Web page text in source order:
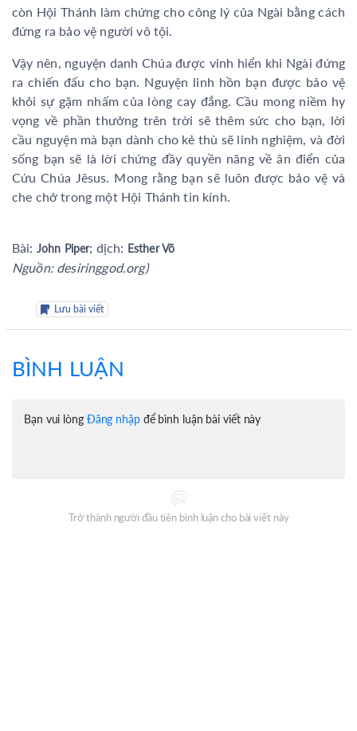
còn Hội Thánh làm chứng cho công lý của Ngài bằng cách
đứng ra bảo vệ người vô tội.
Vậy nên, nguyện danh Chúa được vinh hiển khi Ngài đứng
ra chiến đấu cho bạn. Nguyện linh hồn bạn được bảo vệ
khỏi sự gặm nhấm của lòng cay đắng. Cầu mong niềm hy
vọng về phần thưởng trên trời sẽ thêm sức cho bạn, lời
cầu nguyện mà bạn dành cho kẻ thù sẽ linh nghiệm, và đời
sống bạn sẽ là lời chứng đầy quyền năng về ân điển của
Cứu Chúa Jêsus. Mong rằng bạn sẽ luôn được bảo vệ và
che chở trong một Hội Thánh tin kính.
Bài: John Piper; dịch: Esther Võ
Nguồn: desiringgod.org)
Lưu bài viết
BÌNH LUẬN
Bạn vui lòng Đăng nhậpđể bình luận bài viết này
Trở thành người đầu tiên bình luận cho bài viết này